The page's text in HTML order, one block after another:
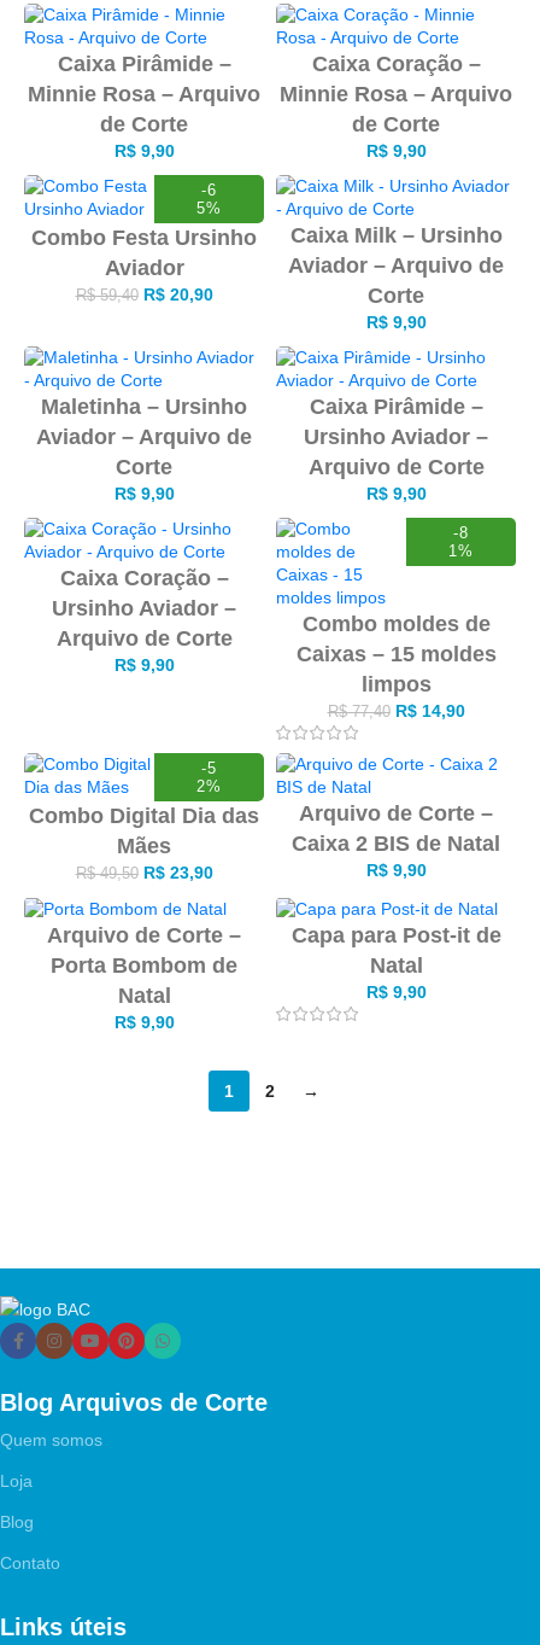
Caixa Pirâmide –
Minnie Rosa – Arquivo
de Corte
R$9,90
Caixa Coração –
Minnie Rosa – Arquivo
de Corte
R$9,90
-6
5%
Combo Festa Ursinho
Aviador
R$59,40 R$20,90
Caixa Milk – Ursinho
Aviador – Arquivo de
Corte
R$9,90
Maletinha – Ursinho
Aviador – Arquivo de
Corte
R$9,90
Caixa Pirâmide –
Ursinho Aviador –
Arquivo de Corte
R$9,90
Caixa Coração –
Ursinho Aviador –
Arquivo de Corte
R$9,90
-8
1%
Combo moldes de
Caixas – 15 moldes
limpos
R$77,40 R$14,90
-5
2%
Combo Digital Dia das
Mães
R$49,50 R$23,90
Arquivo de Corte –
Caixa 2 BIS de Natal
R$9,90
Arquivo de Corte –
Porta Bombom de
Natal
R$9,90
Capa para Post-it de
Natal
R$9,90
1 2 →
Blog Arquivos de Corte
Quem somos
Loja
Blog
Contato
Links úteis